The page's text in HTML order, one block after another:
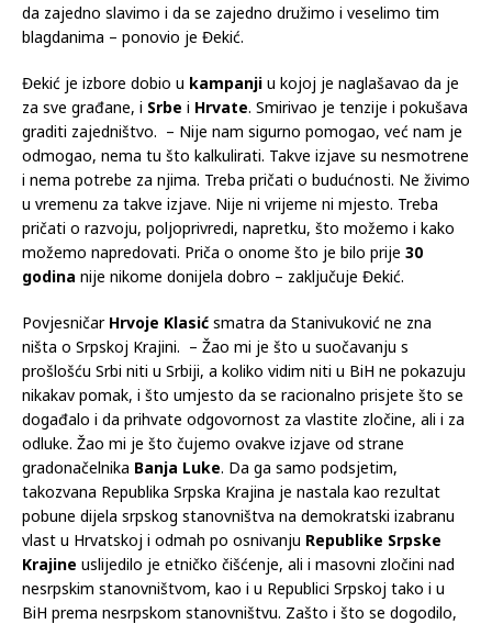
da zajedno slavimo i da se zajedno družimo i veselimo tim
blagdanima – ponovio je Đekić.
Đekić je izbore dobio u kampanji u kojoj je naglašavao da je
za sve građane, i Srbe i Hrvate. Smirivao je tenzije i pokušava
graditi zajedništvo. – Nije nam sigurno pomogao, već nam je
odmogao, nema tu što kalkulirati. Takve izjave su nesmotrene
i nema potrebe za njima. Treba pričati o budućnosti. Ne živimo
u vremenu za takve izjave. Nije ni vrijeme ni mjesto. Treba
pričati o razvoju, poljoprivredi, napretku, što možemo i kako
možemo napredovati. Priča o onome što je bilo prije 30
godina nije nikome donijela dobro – zaključuje Đekić.
Povjesničar Hrvoje Klasić smatra da Stanivuković ne zna
ništa o Srpskoj Krajini. – Žao mi je što u suočavanju s
prošlošću Srbi niti u Srbiji, a koliko vidim niti u BiH ne pokazuju
nikakav pomak, i što umjesto da se racionalno prisjete što se
događalo i da prihvate odgovornost za vlastite zločine, ali i za
odluke. Žao mi je što čujemo ovakve izjave od strane
gradonačelnika Banja Luke. Da ga samo podsjetim,
takozvana Republika Srpska Krajina je nastala kao rezultat
pobune dijela srpskog stanovništva na demokratski izabranu
vlast u Hrvatskoj i odmah po osnivanju Republike Srpske
Krajine uslijedilo je etničko čišćenje, ali i masovni zločini nad
nesrpskim stanovništvom, kao i u Republici Srpskoj tako i u
BiH prema nesrpskom stanovništvu. Zašto i što se dogodilo,